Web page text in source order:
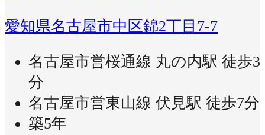
愛知県名古屋市中区錦2丁目7-7
名古屋市営桜通線 丸の内駅 徒歩3
分
名古屋市営東山線 伏見駅 徒歩7分
築5年